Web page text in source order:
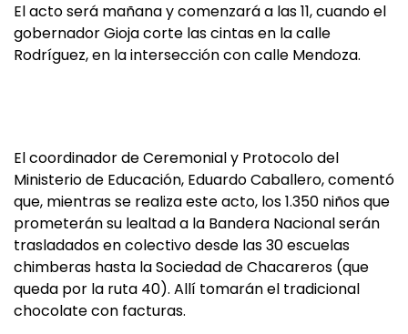
El acto será mañana y comenzará a las 11, cuando el
gobernador Gioja corte las cintas en la calle
Rodríguez, en la intersección con calle Mendoza.
El coordinador de Ceremonial y Protocolo del
Ministerio de Educación, Eduardo Caballero, comentó
que, mientras se realiza este acto, los 1.350 niños que
prometerán su lealtad a la Bandera Nacional serán
trasladados en colectivo desde las 30 escuelas
chimberas hasta la Sociedad de Chacareros (que
queda por la ruta 40). Allí tomarán el tradicional
chocolate con facturas.